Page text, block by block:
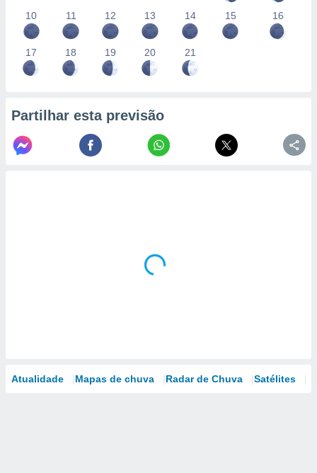
10 11 12 13 14 15 16
17 18 19 20 21
Partilhar esta previsão
Atualidade Mapas de chuva Radar de Chuva Satélites